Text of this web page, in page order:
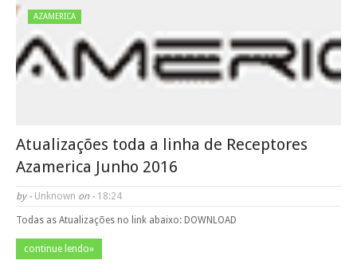
AZAMERICA
Atualizações toda a linha de Receptores
Azamerica Junho 2016
by - Unknown on - 18:24
Todas as Atualizações no link abaixo: DOWNLOAD
continue lendo»